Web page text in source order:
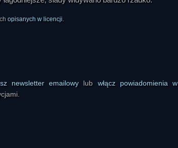
opisanych w licencji.
newsletter emailowy lub włącz powiadomienia w